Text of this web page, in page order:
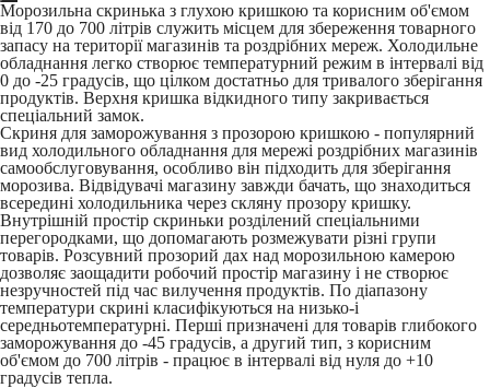
Морозильна скринька з глухою кришкою та корисним об'ємом
від 170 до 700 літрів служить місцем для збереження товарного
запасу на території магазинів та роздрібних мереж. Холодильне
обладнання легко створює температурний режим в інтервалі від
0 до -25 градусів, що цілком достатньо для тривалого зберігання
продуктів. Верхня кришка відкидного типу закривається
спеціальний замок.
Скриня для заморожування з прозорою кришкою - популярний
вид холодильного обладнання для мережі роздрібних магазинів
самообслуговування, особливо він підходить для зберігання
морозива. Відвідувачі магазину завжди бачать, що знаходиться
всередині холодильника через скляну прозору кришку.
Внутрішній простір скриньки розділений спеціальними
перегородками, що допомагають розмежувати різні групи
товарів. Розсувний прозорий дах над морозильною камерою
дозволяє заощадити робочий простір магазину і не створює
незручностей під час вилучення продуктів. По діапазону
температури скрині класифікуються на низько-і
середньотемпературні. Перші призначені для товарів глибокого
заморожування до -45 градусів, а другий тип, з корисним
об'ємом до 700 літрів - працює в інтервалі від нуля до +10
градусів тепла.